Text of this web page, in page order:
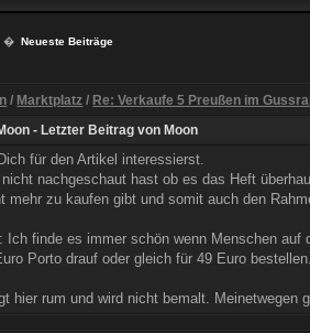
� Neueste Beiträge
/ Marktplatz / Re: Verkaufe 5 Preußen im
- Letzter Beitrag von Moon
für den Artikel interessierst.
nachgeschaut hast ob es das Heft
mehr zu kaufen gibt und somit auch den
Ich finde es immer schön wenn Menschen
Porto drauf oder gleich für 49 Euro
hier rum und wird nicht bemalt. Meinetwegen